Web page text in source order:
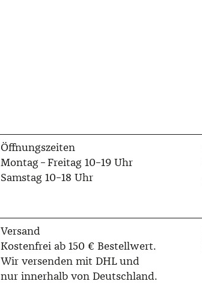
Öffnungszeiten
Montag – Freitag 10–19 Uhr
Samstag 10–18 Uhr
Versand
Kostenfrei ab 150 € Bestellwert.
Wir versenden mit DHL und
nur innerhalb von Deutschland.